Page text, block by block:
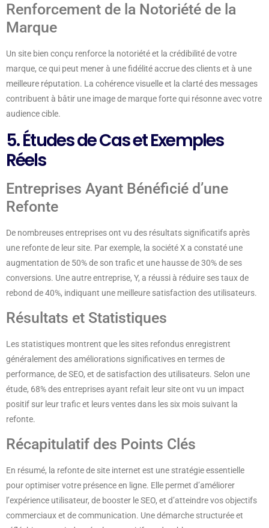
Renforcement de la Notoriété de la
Marque
Un site bien conçu renforce la notoriété et la crédibilité de votre
marque, ce qui peut mener à une fidélité accrue des clients et à une
meilleure réputation. La cohérence visuelle et la clarté des messages
contribuent à bâtir une image de marque forte qui résonne avec votre
audience cible.
5. Études de Cas et Exemples
Réels
Entreprises Ayant Bénéficié d’une
Refonte
De nombreuses entreprises ont vu des résultats significatifs après
une refonte de leur site. Par exemple, la société X a constaté une
augmentation de 50% de son trafic et une hausse de 30% de ses
conversions. Une autre entreprise, Y, a réussi à réduire ses taux de
rebond de 40%, indiquant une meilleure satisfaction des utilisateurs.
Résultats et Statistiques
Les statistiques montrent que les sites refondus enregistrent
généralement des améliorations significatives en termes de
performance, de SEO, et de satisfaction des utilisateurs. Selon une
étude, 68% des entreprises ayant refait leur site ont vu un impact
positif sur leur trafic et leurs ventes dans les six mois suivant la
refonte.
Récapitulatif des Points Clés
En résumé, la refonte de site internet est une stratégie essentielle
pour optimiser votre présence en ligne. Elle permet d’améliorer
l’expérience utilisateur, de booster le SEO, et d’atteindre vos objectifs
commerciaux et de communication. Une démarche structurée et